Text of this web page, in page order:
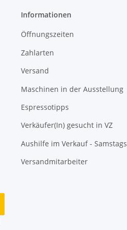
Informationen
Öffnungszeiten
Zahlarten
Versand
Maschinen in der Ausstellung
Espressotipps
Verkäufer(In) gesucht in VZ
Aushilfe im Verkauf - Samstags
Versandmitarbeiter